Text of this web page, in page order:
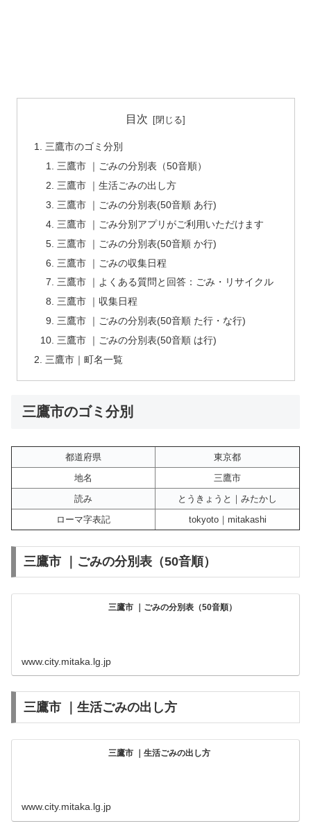
目次
三鷹市のゴミ分別
三鷹市 ｜ごみの分別表（50音順）
三鷹市 ｜生活ごみの出し方
三鷹市 ｜ごみの分別表(50音順 あ行)
三鷹市 ｜ごみ分別アプリがご利用いただけます
三鷹市 ｜ごみの分別表(50音順 か行)
三鷹市 ｜ごみの収集日程
三鷹市 ｜よくある質問と回答：ごみ・リサイクル
三鷹市 ｜収集日程
三鷹市 ｜ごみの分別表(50音順 た行・な行)
三鷹市 ｜ごみの分別表(50音順 は行)
三鷹市｜町名一覧
三鷹市のゴミ分別
都道府県
東京都
地名
三鷹市
読み
とうきょうと｜みたかし
ローマ字表記
tokyoto｜mitakashi
三鷹市 ｜ごみの分別表（50音順）
三鷹市 ｜ごみの分別表（50音順）
www.city.mitaka.lg.jp
三鷹市 ｜生活ごみの出し方
三鷹市 ｜生活ごみの出し方
www.city.mitaka.lg.jp